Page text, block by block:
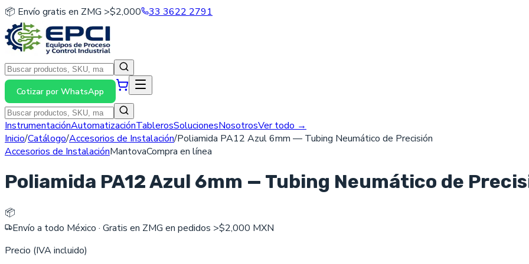
📦 Envío gratis en ZMG >$2,000 33 3622 2791
Cotizar por WhatsApp
InstrumentaciónAutomatizaciónTablerosSolucionesNosotrosVer todo →
Inicio/Catálogo/Accesorios de Instalación/Poliamida PA12 Azul 6mm — Tubing Neumático de Precisión
Accesorios de InstalaciónMantovaCompra en línea
Poliamida PA12 Azul 6mm — Tubing Neumático de
📦
Envío a todo México · Gratis en ZMG en pedidos >$2,000 MXN
Precio (IVA incluido)